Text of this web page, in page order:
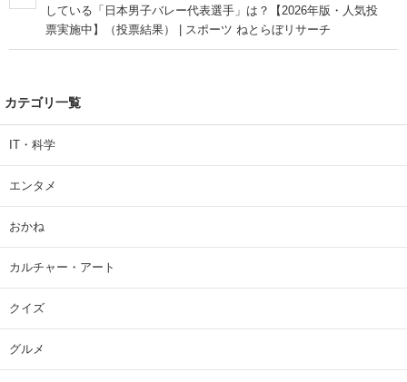
している「日本男子バレー代表選手」は？【2026年版・人気投
票実施中】（投票結果） | スポーツ ねとらぼリサーチ
カテゴリ一覧
IT・科学
エンタメ
おかね
カルチャー・アート
クイズ
グルメ